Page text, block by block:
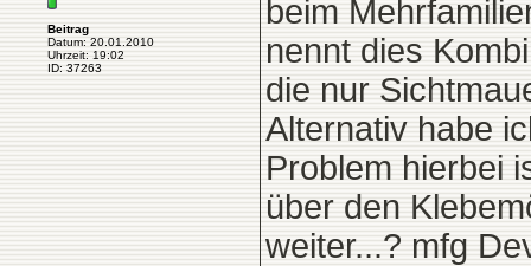
Beitrag
Datum: 20.01.2010
Uhrzeit: 19:02
ID: 37263
beim
nennt dies
die nur
Alternativ habe
Problem hierbei
über den
weiter...? mfg